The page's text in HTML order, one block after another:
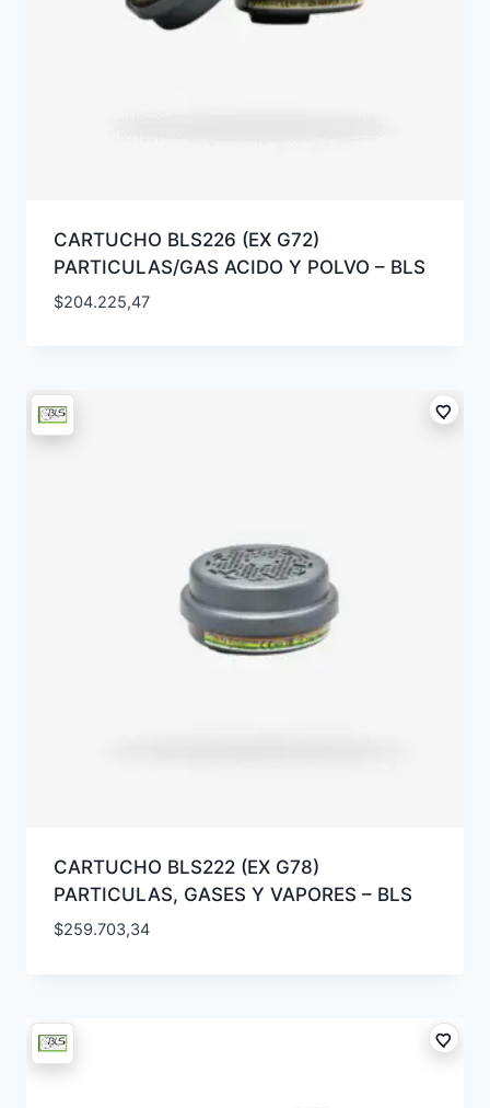
CARTUCHO BLS226 (EX G72)
PARTICULAS/GAS ACIDO Y POLVO – BLS
$204.225,47
CARTUCHO BLS222 (EX G78)
PARTICULAS, GASES Y VAPORES – BLS
$259.703,34